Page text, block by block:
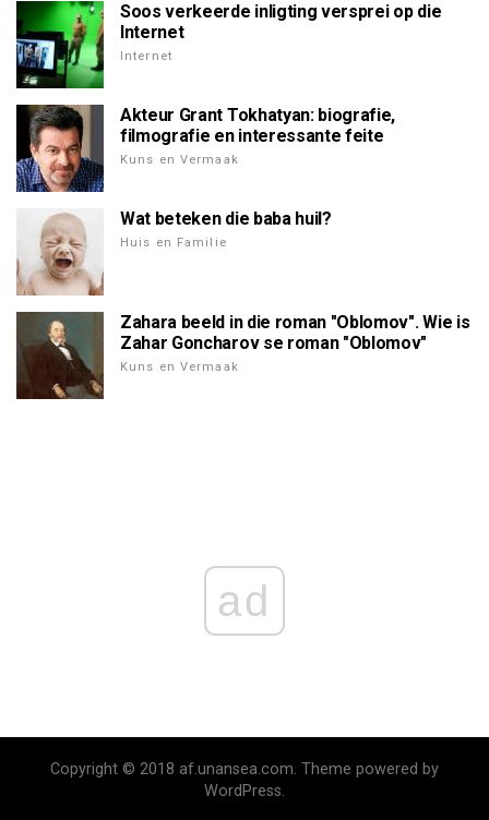
Soos verkeerde inligting versprei op die
Internet
Internet
Akteur Grant Tokhatyan: biografie,
filmografie en interessante feite
Kuns en Vermaak
Wat beteken die baba huil?
Huis en Familie
Zahara beeld in die roman "Oblomov". Wie is
Zahar Goncharov se roman "Oblomov"
Kuns en Vermaak
ad
Copyright © 2018 af.unansea.com. Theme powered by
WordPress.